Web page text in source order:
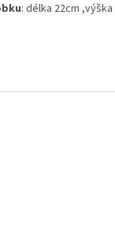
: délka 22cm